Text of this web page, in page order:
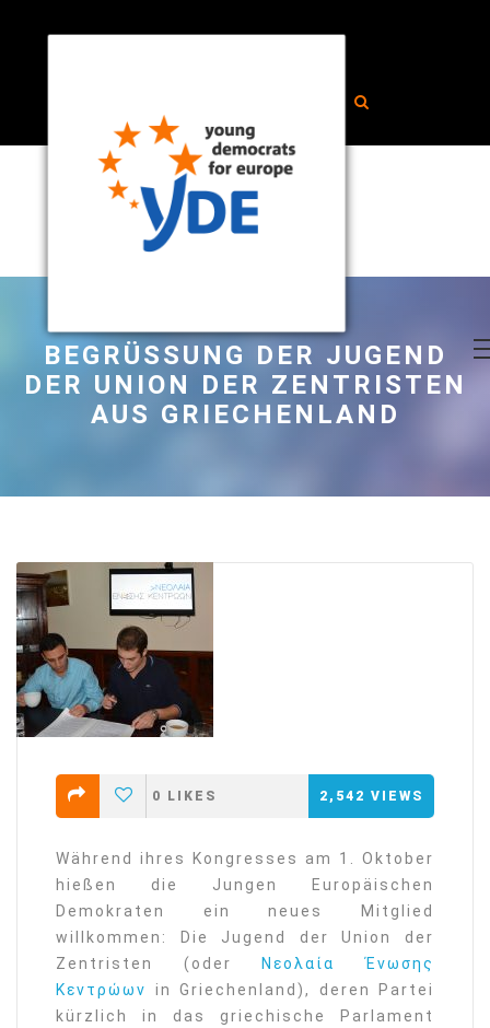
BEGRÜSSUNG DER JUGEND D
ER UNION DER ZENTRISTEN A
US GRIECHENLAND
0 LIKES 2,542 VIEWS
Während ihres Kongresses am 1. Oktober
hießen die Jungen Europäischen
Demokraten ein neues Mitglied
willkommen: Die Jugend der Union der
Zentristen (oder
Νεολαία Ένωσης
Κεντρώων
in Griechenland), deren Partei
kürzlich in das griechische Parlament